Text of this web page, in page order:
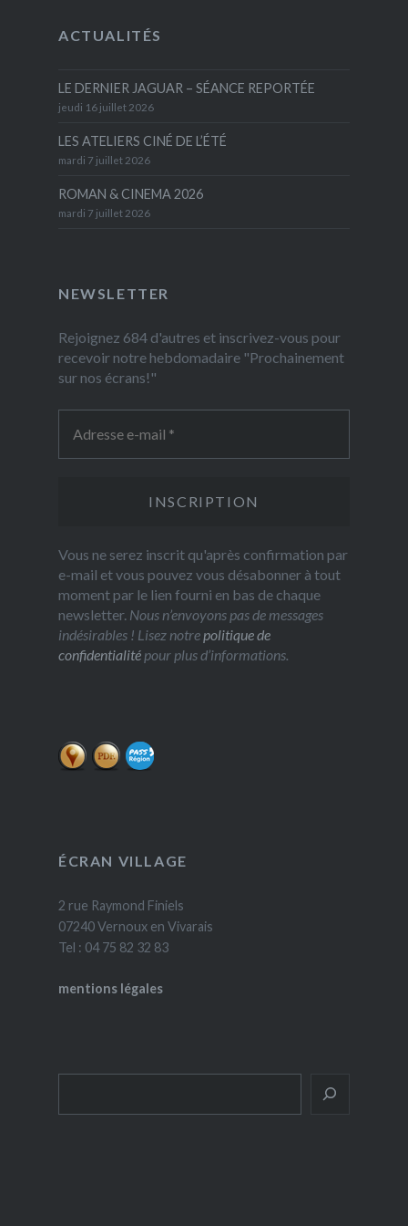
ACTUALITÉS
LE DERNIER JAGUAR – SÉANCE REPORTÉE
jeudi 16 juillet 2026
LES ATELIERS CINÉ DE L’ÉTÉ
mardi 7 juillet 2026
ROMAN & CINEMA 2026
mardi 7 juillet 2026
NEWSLETTER
Rejoignez 684 d'autres et inscrivez-vous pour
recevoir notre hebdomadaire "Prochainement
sur nos écrans!"
Vous ne serez inscrit qu'après confirmation par
e-mail et vous pouvez vous désabonner à tout
moment par le lien fourni en bas de chaque
newsletter. Nous n’envoyons pas de messages
indésirables ! Lisez notrepolitique de
confidentialitépour plus d’informations.
ÉCRAN VILLAGE
2 rue Raymond Finiels
07240 Vernoux en Vivarais
Tel : 04 75 82 32 83
mentions légales